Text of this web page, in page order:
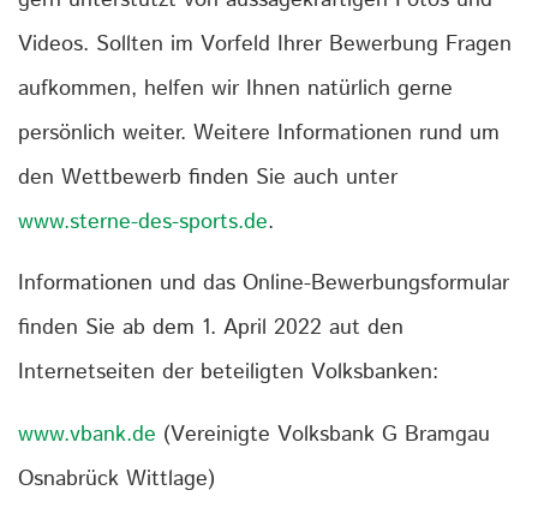
Videos. Sollten im Vorfeld Ihrer Bewerbung Fragen
aufkommen, helfen wir Ihnen natürlich gerne
persönlich weiter. Weitere Informationen rund um
den Wettbewerb finden Sie auch unter
www.sterne-des-sports.de.
Informationen und das Online-Bewerbungsformular
finden Sie ab dem 1. April 2022 aut den
Internetseiten der beteiligten Volksbanken:
www.vbank.de (Vereinigte Volksbank G Bramgau
Osnabrück Wittlage)